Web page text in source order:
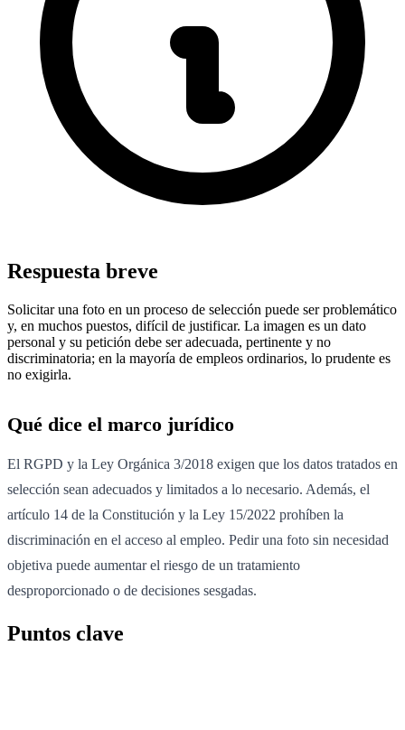
Respuesta breve
Solicitar una foto en un proceso de selección puede ser problemático
y, en muchos puestos, difícil de justificar. La imagen es un dato
personal y su petición debe ser adecuada, pertinente y no
discriminatoria; en la mayoría de empleos ordinarios, lo prudente es
no exigirla.
Qué dice el marco jurídico
El RGPD y la Ley Orgánica 3/2018 exigen que los datos tratados en
selección sean adecuados y limitados a lo necesario. Además, el
artículo 14 de la Constitución y la Ley 15/2022 prohíben la
discriminación en el acceso al empleo. Pedir una foto sin necesidad
objetiva puede aumentar el riesgo de un tratamiento
desproporcionado o de decisiones sesgadas.
Puntos clave